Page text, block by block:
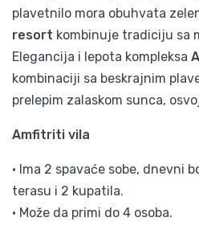
plavetnilo mora obuhvata
resort kombinuje tradiciju sa
Elegancija i lepota kompleksa
kombinaciji sa beskrajnim
prelepim zalaskom sunca,
Amfitriti vila
• Ima 2 spavaće sobe, dnevni
terasu i 2 kupatila.
• Može da primi do 4 osoba.